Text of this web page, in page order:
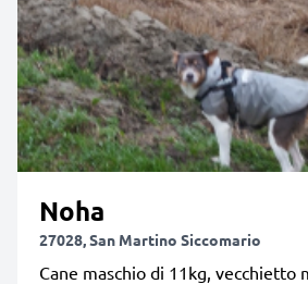
Noha
27028, San Martino Siccomario
Cane maschio di 11kg, vecchietto